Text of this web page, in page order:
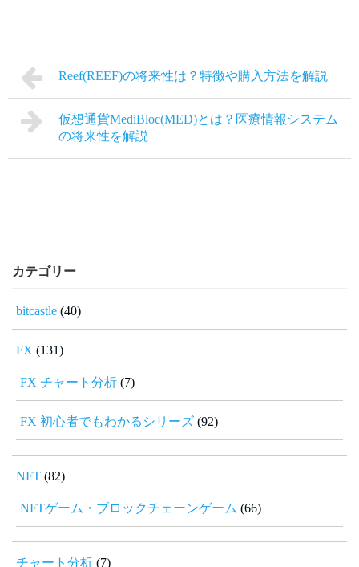
Reef(REEF)の将来性は？特徴や購入方法を解説
仮想通貨MediBloc(MED)とは？医療情報システム
の将来性を解説
カテゴリー
bitcastle (40)
FX (131)
FX チャート分析 (7)
FX 初心者でもわかるシリーズ (92)
NFT (82)
NFTゲーム・ブロックチェーンゲーム (66)
チャート分析 (7)